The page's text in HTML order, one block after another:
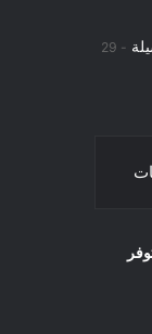
29